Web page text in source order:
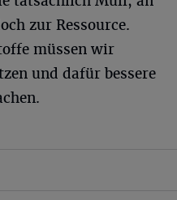
zur Ressource.
müssen wir
und dafür bessere